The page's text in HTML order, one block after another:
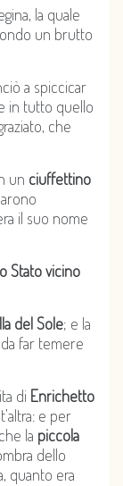
la quale
un brutto
a spiccicar
in tutto quello
che
un ciuffettino
il suo nome
Stato vicino
del Sole; e la
da far temere
di Enrichetto
e per
la piccola
dello
quanto era